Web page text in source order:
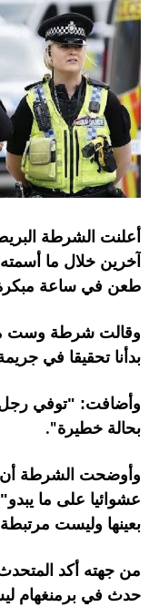
أعلنت الشرطة
آخرين خلال ما
طعن في ساعة مبكرة
وقالت شرطة وست
بدأنا تحقيقا في
بحالة خطيرة".
وأوضحت الشرطة أن
عشوائيا على ما
بعينها وليست مرتبطة
من جهته أكد
حدث في برمنغهام